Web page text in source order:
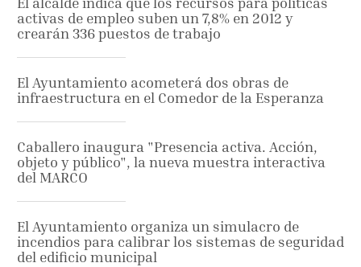
activas de empleo suben un 7,8% en 2012 y
crearán 336 puestos de trabajo
El Ayuntamiento acometerá dos obras de
infraestructura en el Comedor de la Esperanza
Caballero inaugura "Presencia activa. Acción,
objeto y público", la nueva muestra interactiva
del MARCO
El Ayuntamiento organiza un simulacro de
incendios para calibrar los sistemas de seguridad
del edificio municipal